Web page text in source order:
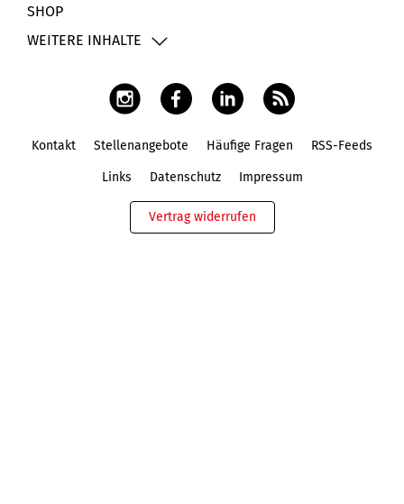
SHOP
WEITERE INHALTE
Kontakt Stellenangebote Häufige Fragen RSS-Feeds
Links Datenschutz Impressum
Vertrag widerrufen